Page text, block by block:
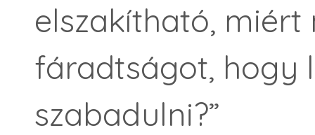
elszakítható, miért
fáradtságot, hogy
szabadulni?”